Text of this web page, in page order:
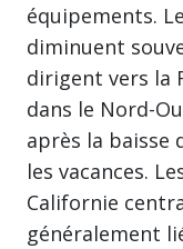
équipements.
diminuent
dirigent vers la
dans le Nord-
après la baisse
les vacances.
Californie
généralement